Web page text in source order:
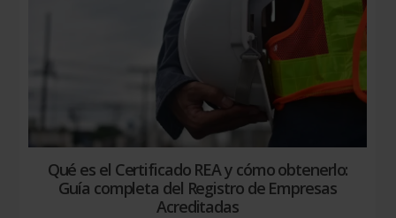
Qué es el Certificado REA y cómo obtenerlo:
Guía completa del Registro de Empresas
Acreditadas